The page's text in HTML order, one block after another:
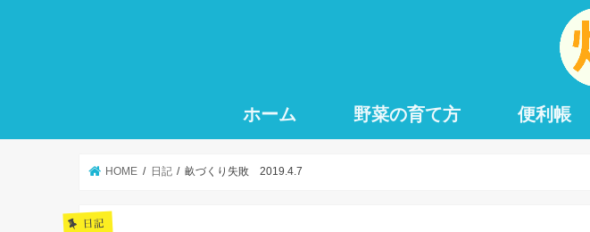
ホーム 野菜の育て方 便利帳
HOME 日記 畝づくり失敗 2019.4.7
日記